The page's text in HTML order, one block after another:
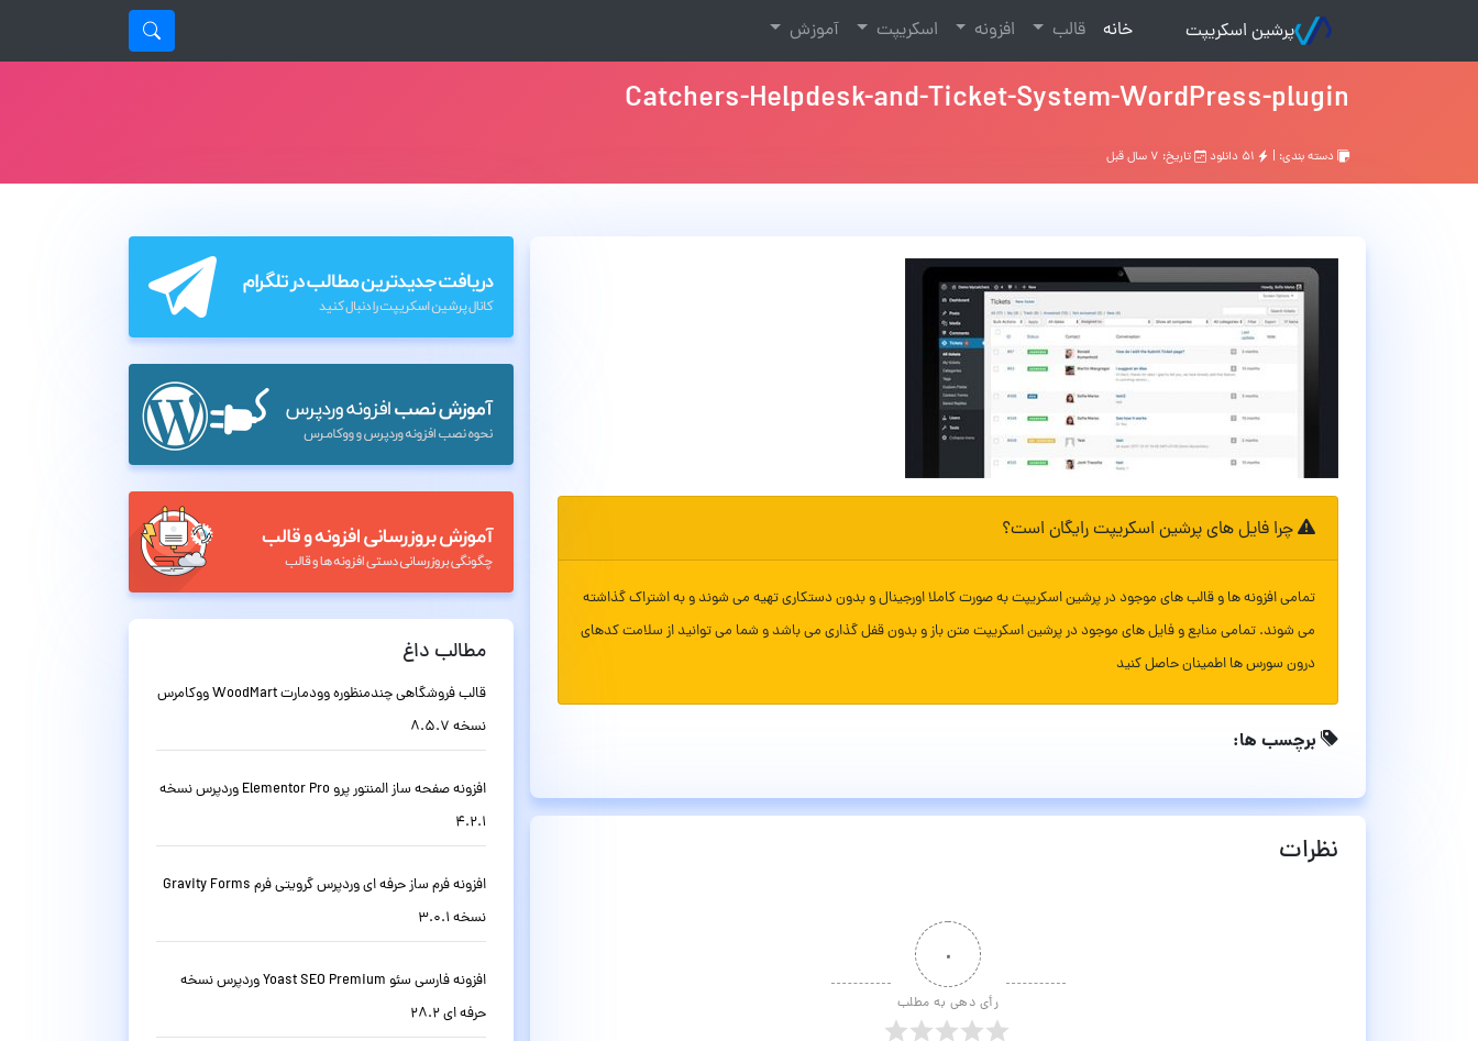
پرشین اسکریپت خانه
(current) قالب افزونه اسکریپت آموزش
Catchers-Helpdesk-and-Ticket-System-WordPress-plugin
دسته بندی: | تاریخ: ۷ سال قبل
چرا فایل های پرشین اسکریپت رایگان است؟
تمامی افزونه ها و قالب های موجود در پرشین اسکریپت به صورت کاملا اورجینال و بدون دستکاری تهیه می شوند و به اشتراک گذاشته
می شوند. تمامی منابع و فایل های موجود در پرشین اسکریپت متن باز و بدون قفل گذاری می باشد و شما می توانید از سلامت کدهای
درون سورس ها اطمینان حاصل کنید
برچسب ها:
نظرات
۰
رأی دهی به مطلب
مطالب داغ
قالب فروشگاهی چندمنظوره وودمارت WoodMart ووکامرس
نسخه 8.5.7
افزونه صفحه ساز المنتور پرو Elementor Pro وردپرس نسخه
4.2.1
افزونه فرم ساز حرفه ای وردپرس گرویتی فرم Gravity Forms
نسخه 3.0.1
افزونه فارسی سئو Yoast SEO Premium وردپرس نسخه
حرفه ای 28.2